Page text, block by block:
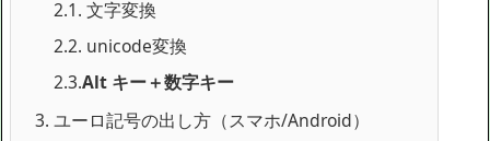
2.1. 文字変換
2.2. unicode変換
2.3.Alt キー＋数字キー
3. ユーロ記号の出し方（スマホ/Android）